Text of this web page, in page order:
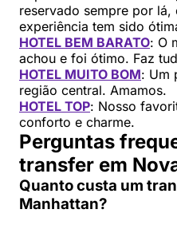
reservado sempre por lá,
experiência tem sido
HOTEL BEM BARATO: O
achou e foi ótimo. Faz
HOTEL MUITO BOM: Um
região central. Amamos.
HOTEL TOP: Nosso
conforto e charme.
Perguntas
transfer em
Quanto custa um
Manhattan?